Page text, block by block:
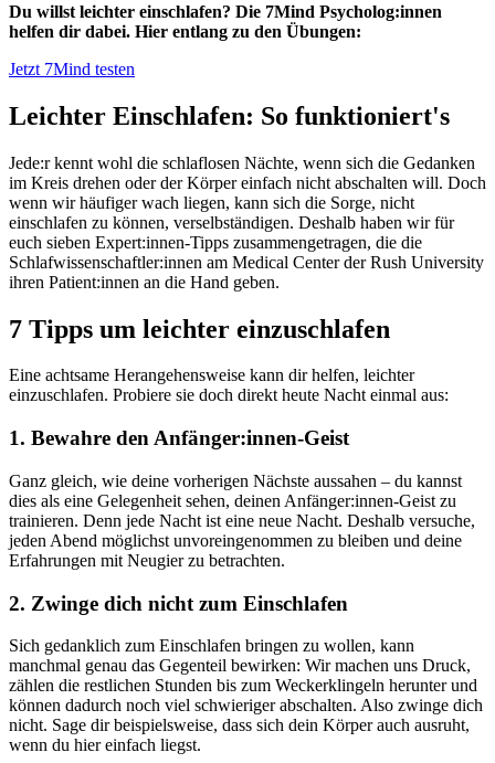
Du willst leichter einschlafen? Die 7Mind Psycholog:innen
helfen dir dabei. Hier entlang zu den Übungen:
Jetzt 7Mind testen
Leichter Einschlafen: So funktioniert's
Jede:r kennt wohl die schlaflosen Nächte, wenn sich die Gedanken
im Kreis drehen oder der Körper einfach nicht abschalten will. Doch
wenn wir häufiger wach liegen, kann sich die Sorge, nicht
einschlafen zu können, verselbständigen. Deshalb haben wir für
euch sieben Expert:innen-Tipps zusammengetragen, die die
Schlafwissenschaftler:innen am Medical Center der Rush University
ihren Patient:innen an die Hand geben.
7 Tipps um leichter einzuschlafen
Eine achtsame Herangehensweise kann dir helfen, leichter
einzuschlafen. Probiere sie doch direkt heute Nacht einmal aus:
1. Bewahre den Anfänger:innen-Geist
Ganz gleich, wie deine vorherigen Nächste aussahen – du kannst
dies als eine Gelegenheit sehen, deinen Anfänger:innen-Geist zu
trainieren. Denn jede Nacht ist eine neue Nacht. Deshalb versuche,
jeden Abend möglichst unvoreingenommen zu bleiben und deine
Erfahrungen mit Neugier zu betrachten.
2. Zwinge dich nicht zum Einschlafen
Sich gedanklich zum Einschlafen bringen zu wollen, kann
manchmal genau das Gegenteil bewirken: Wir machen uns Druck,
zählen die restlichen Stunden bis zum Weckerklingeln herunter und
können dadurch noch viel schwieriger abschalten. Also zwinge dich
nicht. Sage dir beispielsweise, dass sich dein Körper auch ausruht,
wenn du hier einfach liegst.